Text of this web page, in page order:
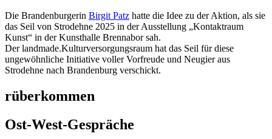
Die Brandenburgerin Birgit Patz hatte die Idee zu der Aktion, als sie
das Seil von Strodehne 2025 in der Ausstellung „Kontaktraum
Kunst“ in der Kunsthalle Brennabor sah.
Der landmade.Kulturversorgungsraum hat das Seil für diese
ungewöhnliche Initiative voller Vorfreude und Neugier aus
Strodehne nach Brandenburg verschickt.
rüberkommen
Ost-West-Gespräche